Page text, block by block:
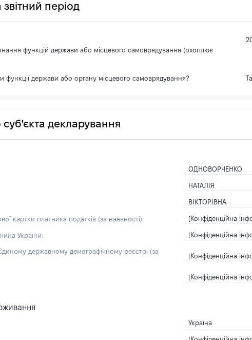
звітний період
функцій держави або місцевого самоврядування (охоплює
функції держави або органу місцевого самоврядування?
декларування
ОДНОВОРЧЕНКО
НАТАЛІЯ
ВІКТОРІВНА
картки платника податків (за наявності): [Конфіденційна
України: [Конфіденційна
державному демографічному реєстрі (за
[Конфіденційна
[Конфіденційна
Україна